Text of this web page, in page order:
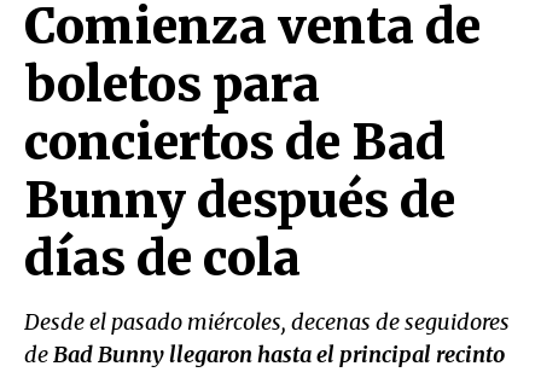
Comienza venta de
boletos para
conciertos de Bad
Bunny después de
días de cola
Desde el pasado miércoles, decenas de seguidores
deBad Bunny llegaron hasta el principal recinto